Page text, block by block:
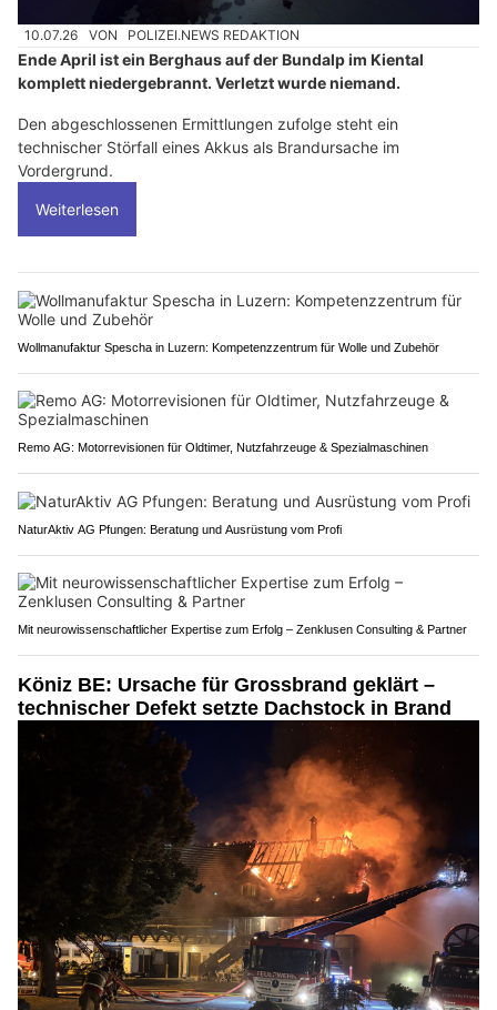
10.07.26 VON POLIZEI.NEWS REDAKTION
Ende April ist ein Berghaus auf der Bundalp im Kiental
komplett niedergebrannt. Verletzt wurde niemand.
Den abgeschlossenen Ermittlungen zufolge steht ein
technischer Störfall eines Akkus als Brandursache im
Vordergrund.
Weiterlesen
Wollmanufaktur Spescha in Luzern: Kompetenzzentrum für Wolle und Zubehör
Remo AG: Motorrevisionen für Oldtimer, Nutzfahrzeuge & Spezialmaschinen
NaturAktiv AG Pfungen: Beratung und Ausrüstung vom Profi
Mit neurowissenschaftlicher Expertise zum Erfolg – Zenklusen Consulting & Partner
Köniz BE: Ursache für Grossbrand geklärt –
technischer Defekt setzte Dachstock in Brand